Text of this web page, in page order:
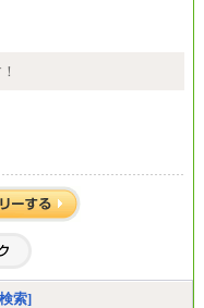
円
よりご確認ください。
円＋地域間調整給
よりご確認ください。
ンデザイン
円（一律支給）※みなし
時間。
索]